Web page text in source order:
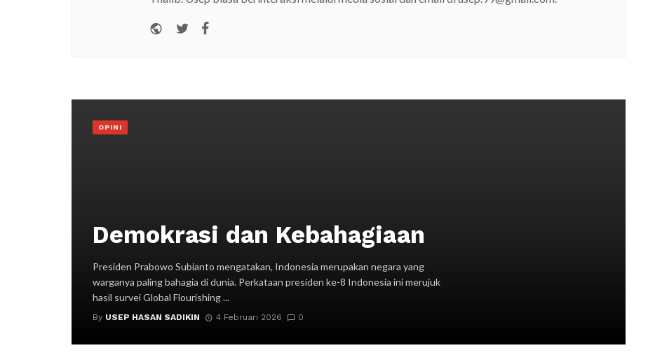
Website
Twitter
Demokrasi dan Kebahagiaan
Presiden Prabowo Subianto mengatakan, Indonesia merupakan negara yang
warganya paling bahagia di dunia. Perkataan presiden ke-8 Indonesia ini merujuk
hasil survei Global Flourishing ...
By USEP HASAN SADIKIN 4 Februari 2026 0
OPINI